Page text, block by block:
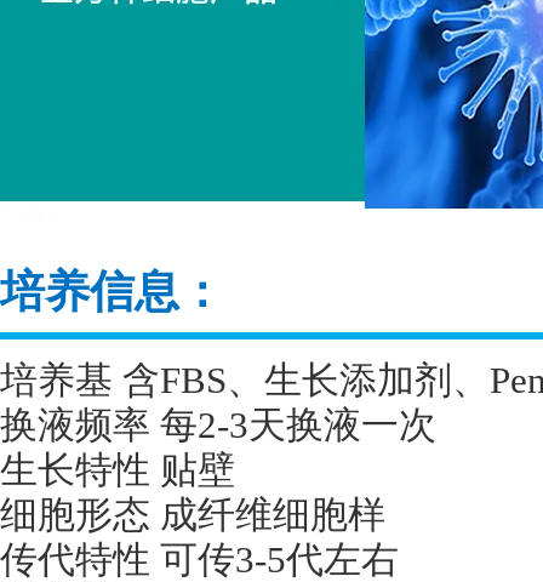
培养信息：
培养基 含FBS、生长添加剂、
换液频率 每2-3天换液一次
生长特性 贴壁
细胞形态 成纤维细胞样
传代特性 可传3-5代左右